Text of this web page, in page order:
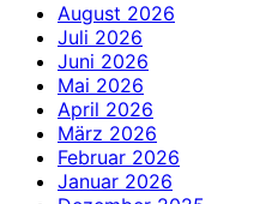
August 2026
Juli 2026
Juni 2026
Mai 2026
April 2026
März 2026
Februar 2026
Januar 2026